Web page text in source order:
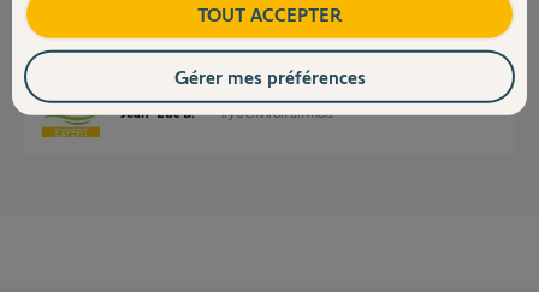
La première chose à faire est de s'assurer que le 230 volts arrive bien sur
les moteurs.
Jean-Luc B. il y a environ un mois
TOUT ACCEPTER
Gérer mes préférences